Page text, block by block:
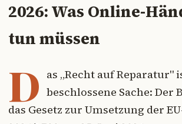
2026: Was Online-
tun müssen
D as „Recht auf Reparatur"
beschlossene Sache: Der
das Gesetz zur Umsetzung der